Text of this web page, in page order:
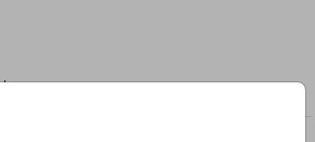
– zonder watermerk logo – als
1080 × 2400 px) via de mail. Hulp
Neem